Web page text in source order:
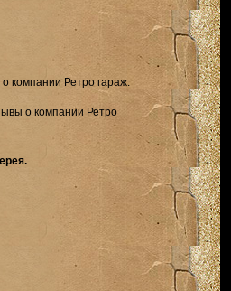
компании Ретро гараж.
о компании Ретро